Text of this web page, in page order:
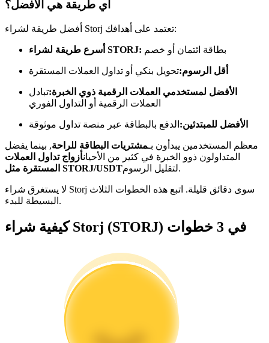
تحليل البيانات الضخمة بما في ذلك المعلومات التجارية، وما
أي طريقة هي الأفضل؟
أفضل طريقة لشراء Storj تعتمد على أهدافك:
أسرع طريقة لشراء STORJ: بطاقة ائتمان أو خصم
أقل الرسوم:تحويل بنكي أو تداول العملات المستقرة
الأفضل لمستخدمي العملات الرقمية ذوي الخبرة:تبادل
العملات الرقمية أو التداول الفوري
الأفضل للمبتدئين: الدفع بالبطاقة عبر منصة تداول موثوقة
معظم المستخدمين يبدأون بـمشتريات البطاقة للراحة, بينما يفضل
المتداولون ذوو الخبرة في كثير من الأحيانأزواج تداول العملات
المستقرة مثل STORJ/USDT
لتقليل الرسوم.
لا يستغرق شراء Storj سوى دقائق قليلة. اتبع هذه الخطوات الثلاث
البسيطة للبدء.
كيفية شراء Storj (STORJ) في 3 خطوات